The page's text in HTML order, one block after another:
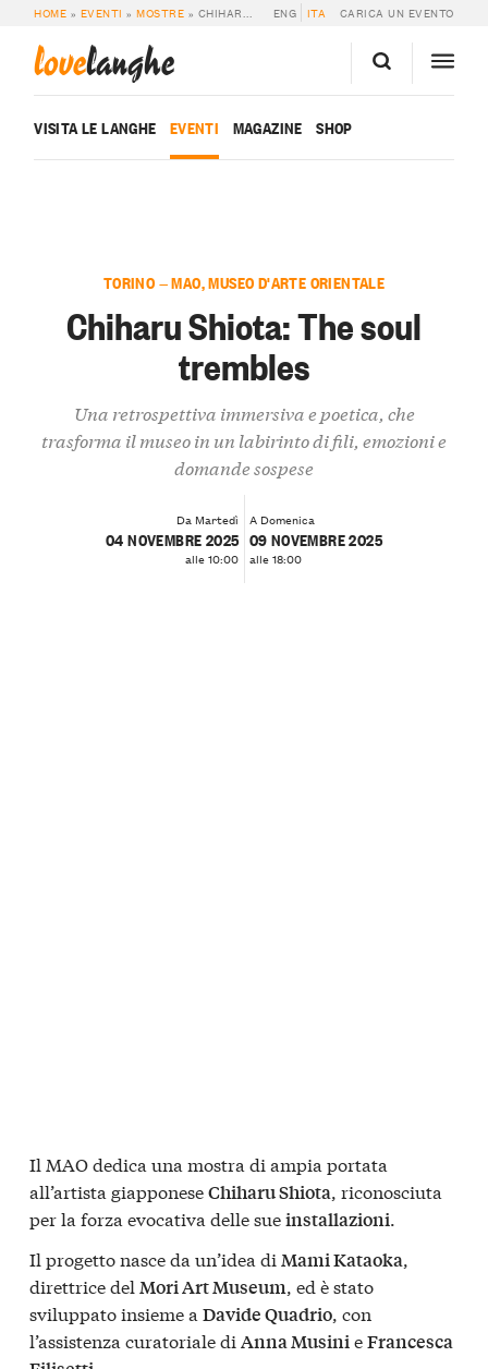
HOME » EVENTI »MOSTRE » CHIHARU SHIOTA: THE SOUL TREMBLES ENG ITA CARICA UN EVENTO
lovelanghe
VISITA LE LANGHE EVENTI MAGAZINE SHOP
TORINO — MAO, MUSEO D'ARTE ORIENTALE
Chiharu Shiota: The soul
trembles
Una retrospettiva immersiva e poetica, che
trasforma il museo in un labirinto di fili, emozioni e
domande sospese
Da Martedì
04 NOVEMBRE 2025
alle 10:00
A Domenica
09 NOVEMBRE 2025
alle 18:00
Il MAO dedica una mostra di ampia portata
all’artista giapponeseChiharu Shiota, riconosciuta
per la forza evocativa delle sueinstallazioni.
Il progetto nasce da un’idea di Mami Kataoka,
direttrice del Mori Art Museum, ed è stato
sviluppato insieme a Davide Quadrio, con
l’assistenza curatoriale di Anna MusinieFrancesca